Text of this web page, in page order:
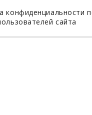
конфиденциальности
сайта